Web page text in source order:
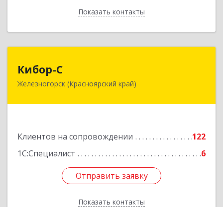
Показать контакты
Назад
Кибор-С
Железногорск (Красноярский край)
Клиентов на сопровождении
122
1С:Специалист
6
Отправить заявку
Показать контакты
662973, Красноярский край, Железногорск г,
Отправить заявку
Назад